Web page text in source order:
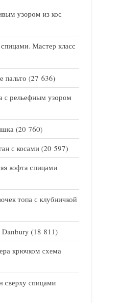
узором из кос
Мастер класс
пальто (27 636)
с рельефным узором
(20 760)
с косами (20 597)
кофта спицами
топа с клубничкой
Danbury (18 811)
крючком схема
сверху спицами